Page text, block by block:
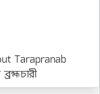
Tarapranab